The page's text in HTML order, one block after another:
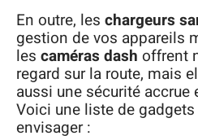
En outre, les chargeurs
gestion de vos appareils
les caméras dash offrent
regard sur la route, mais
aussi une sécurité accrue
Voici une liste de
envisager :